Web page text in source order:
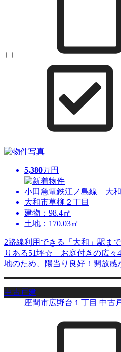
5,380万円
小田急電鉄江ノ島線 大
大和市草柳２丁目
建物：98.4㎡
土地：170.03㎡
2路線利用できる「大和」駅ま
りある51坪☆ お庭付きの広々
地のため、陽当り良好！開放感
中古戸建
座間市広野台１丁目 中古